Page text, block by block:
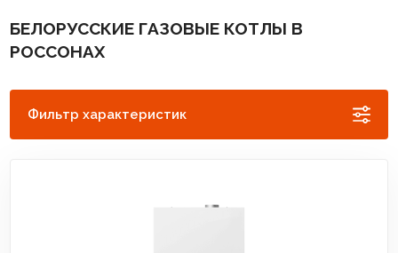
БЕЛОРУССКИЕ ГАЗОВЫЕ КОТЛЫ В
РОССОНАХ
Фильтр характеристик